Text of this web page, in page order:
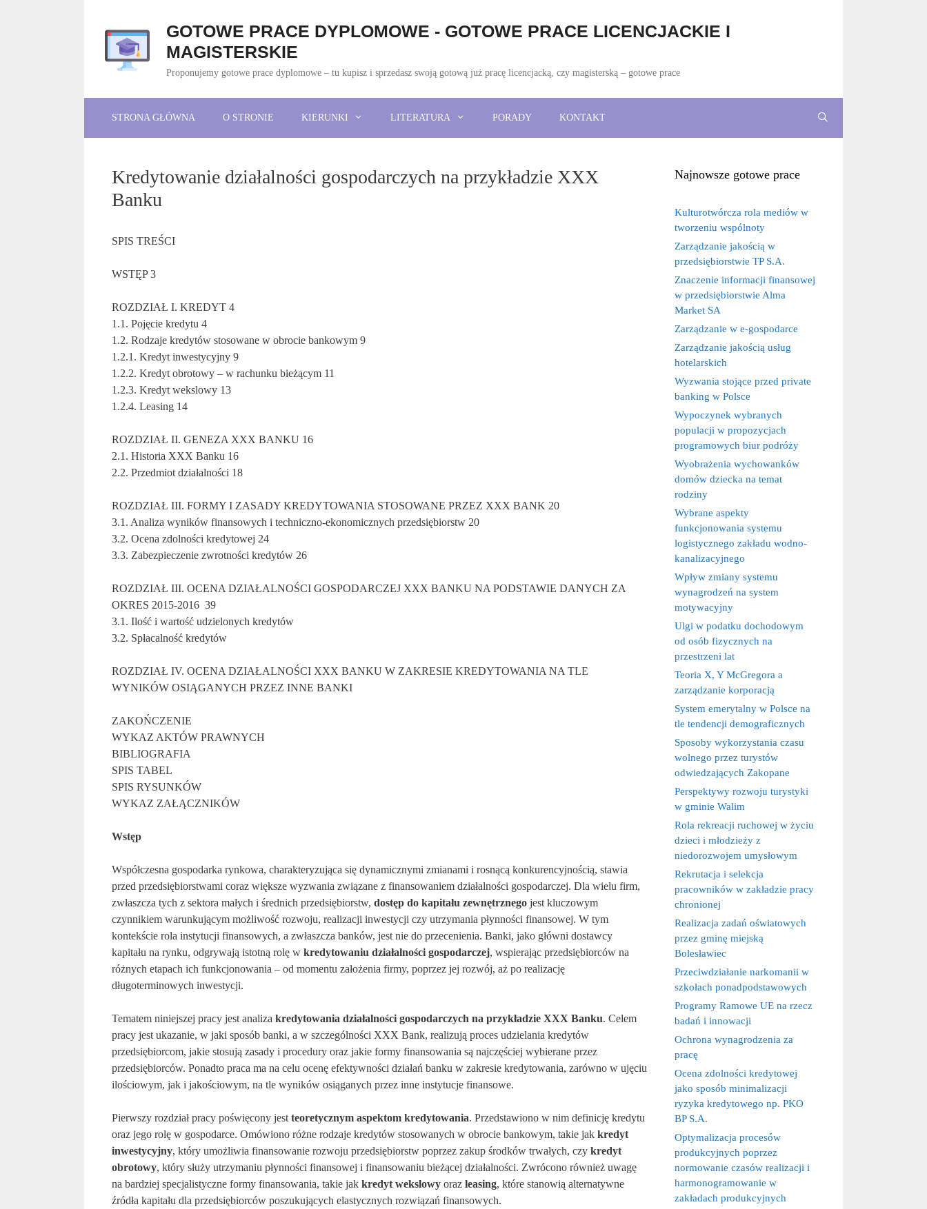
GOTOWE PRACE DYPLOMOWE - GOTOWE PRACE LICENCJACKIE I
MAGISTERSKIE
Proponujemy gotowe prace dyplomowe – tu kupisz i sprzedasz swoją gotową już pracę licencjacką, czy magisterską – gotowe prace
STRONA GŁÓWNA O STRONIE KIERUNKI LITERATURA PORADY KONTAKT
Kredytowanie działalności gospodarczych na przykładzie XXX
Banku
SPIS TREŚCI
WSTĘP 3
ROZDZIAŁ I. KREDYT 4
1.1. Pojęcie kredytu 4
1.2. Rodzaje kredytów stosowane w obrocie bankowym 9
1.2.1. Kredyt inwestycyjny 9
1.2.2. Kredyt obrotowy – w rachunku bieżącym 11
1.2.3. Kredyt wekslowy 13
1.2.4. Leasing 14
ROZDZIAŁ II. GENEZA XXX BANKU 16
2.1. Historia XXX Banku 16
2.2. Przedmiot działalności 18
ROZDZIAŁ III. FORMY I ZASADY KREDYTOWANIA STOSOWANE PRZEZ XXX BANK 20
3.1. Analiza wyników finansowych i techniczno-ekonomicznych przedsiębiorstw 20
3.2. Ocena zdolności kredytowej 24
3.3. Zabezpieczenie zwrotności kredytów 26
ROZDZIAŁ III. OCENA DZIAŁALNOŚCI GOSPODARCZEJ XXX BANKU NA PODSTAWIE DANYCH ZA
OKRES 2015-2016 39
3.1. Ilość i wartość udzielonych kredytów
3.2. Spłacalność kredytów
ROZDZIAŁ IV. OCENA DZIAŁALNOŚCI XXX BANKU W ZAKRESIE KREDYTOWANIA NA TLE
WYNIKÓW OSIĄGANYCH PRZEZ INNE BANKI
ZAKOŃCZENIE
WYKAZ AKTÓW PRAWNYCH
BIBLIOGRAFIA
SPIS TABEL
SPIS RYSUNKÓW
WYKAZ ZAŁĄCZNIKÓW
Wstęp
Współczesna gospodarka rynkowa, charakteryzująca się dynamicznymi zmianami i rosnącą konkurencyjnością, stawia
przed przedsiębiorstwami coraz większe wyzwania związane z finansowaniem działalności gospodarczej. Dla wielu firm,
zwłaszcza tych z sektora małych i średnich przedsiębiorstw, dostęp do kapitału zewnętrznego jest kluczowym
czynnikiem warunkującym możliwość rozwoju, realizacji inwestycji czy utrzymania płynności finansowej. W tym
kontekście rola instytucji finansowych, a zwłaszcza banków, jest nie do przecenienia. Banki, jako główni dostawcy
kapitału na rynku, odgrywają istotną rolę w kredytowaniu działalności gospodarczej, wspierając przedsiębiorców na
różnych etapach ich funkcjonowania – od momentu założenia firmy, poprzez jej rozwój, aż po realizację
długoterminowych inwestycji.
Tematem niniejszej pracy jest analiza kredytowania działalności gospodarczych na przykładzie XXX Banku. Celem
pracy jest ukazanie, w jaki sposób banki, a w szczególności XXX Bank, realizują proces udzielania kredytów
przedsiębiorcom, jakie stosują zasady i procedury oraz jakie formy finansowania są najczęściej wybierane przez
przedsiębiorców. Ponadto praca ma na celu ocenę efektywności działań banku w zakresie kredytowania, zarówno w ujęciu
ilościowym, jak i jakościowym, na tle wyników osiąganych przez inne instytucje finansowe.
Pierwszy rozdział pracy poświęcony jest teoretycznym aspektom kredytowania. Przedstawiono w nim definicję kredytu
oraz jego rolę w gospodarce. Omówiono różne rodzaje kredytów stosowanych w obrocie bankowym, takie jak kredyt
inwestycyjny, który umożliwia finansowanie rozwoju przedsiębiorstw poprzez zakup środków trwałych, czy kredyt
obrotowy, który służy utrzymaniu płynności finansowej i finansowaniu bieżącej działalności. Zwrócono również uwagę
na bardziej specjalistyczne formy finansowania, takie jak kredyt wekslowy oraz leasing, które stanowią alternatywne
źródła kapitału dla przedsiębiorców poszukujących elastycznych rozwiązań finansowych.
Najnowsze gotowe prace
Kulturotwórcza rola mediów w
tworzeniu wspólnoty
Zarządzanie jakością w
przedsiębiorstwie TP S.A.
Znaczenie informacji finansowej
w przedsiębiorstwie Alma
Market SA
Zarządzanie w e-gospodarce
Zarządzanie jakością usług
hotelarskich
Wyzwania stojące przed private
banking w Polsce
Wypoczynek wybranych
populacji w propozycjach
programowych biur podróży
Wyobrażenia wychowanków
domów dziecka na temat
rodziny
Wybrane aspekty
funkcjonowania systemu
logistycznego zakładu wodno-
kanalizacyjnego
Wpływ zmiany systemu
wynagrodzeń na system
motywacyjny
Ulgi w podatku dochodowym
od osób fizycznych na
przestrzeni lat
Teoria X, Y McGregora a
zarządzanie korporacją
System emerytalny w Polsce na
tle tendencji demograficznych
Sposoby wykorzystania czasu
wolnego przez turystów
odwiedzających Zakopane
Perspektywy rozwoju turystyki
w gminie Walim
Rola rekreacji ruchowej w życiu
dzieci i młodzieży z
niedorozwojem umysłowym
Rekrutacja i selekcja
pracowników w zakładzie pracy
chronionej
Realizacja zadań oświatowych
przez gminę miejską
Bolesławiec
Przeciwdziałanie narkomanii w
szkołach ponadpodstawowych
Programy Ramowe UE na rzecz
badań i innowacji
Ochrona wynagrodzenia za
pracę
Ocena zdolności kredytowej
jako sposób minimalizacji
ryzyka kredytowego np. PKO
BP S.A.
Optymalizacja procesów
produkcyjnych poprzez
normowanie czasów realizacji i
harmonogramowanie w
zakładach produkcyjnych